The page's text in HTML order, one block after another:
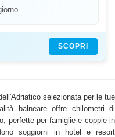
SCOPRI
selezionata per le tue
balneare offre chilometri di
perfette per famiglie e coppie in
soggiorni in hotel e resort